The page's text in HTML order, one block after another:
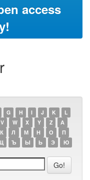
access
G H I J K
L
V W X Y Z
А
К Л М Н О
П
Ъ Ы Ь Э
Ю